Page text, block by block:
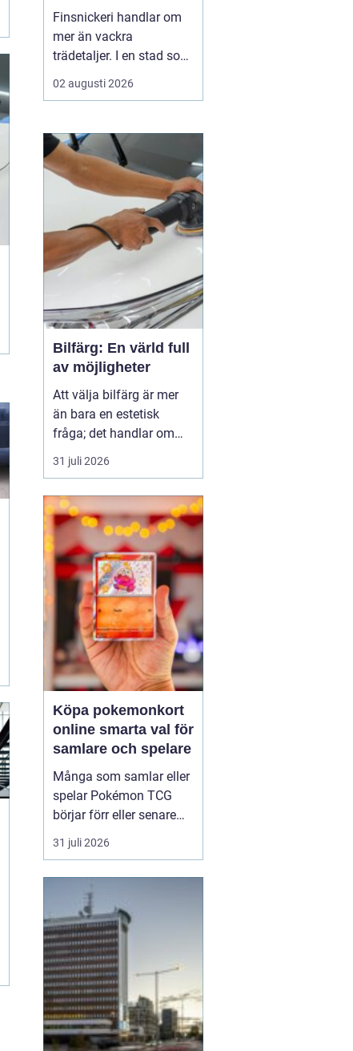
skillnaden
Finsnickeri handlar om
mer än vackra
trädetaljer. I en stad som
Stockholm, där många
bor på begränsad yta,
lösningar en avgörande
del av ett funktionellt
hem. Genom genuint
hantverk går det att
skapa möbler och
inredning som både l...
02 augusti 2026
Bilfärg: En värld full
av möjligheter
Att välja bilfärg är mer
än bara en estetisk
fråga; det handlar om
stil, personlighet och
ibland till och med
kan påverka allt från
dess andrahandsvärde
till hur den syns i trafik...
31 juli 2026
Köpa pokemonkort
online smarta val för
samlare och spelare
Många som samlar eller
spelar Pokémon TCG
börjar förr eller senare
fundera på hur de kan
köpa kort på ett enklare
Att Köpa Pokemonkort
online gertillgång till
större utbud, bättre
prisjä...
31 juli 2026